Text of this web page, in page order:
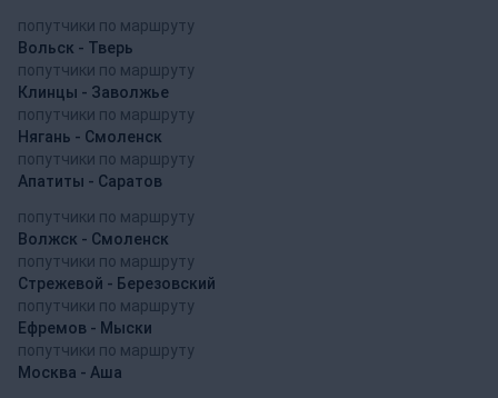
попутчики по маршруту
Вольск - Тверь
попутчики по маршруту
Клинцы - Заволжье
попутчики по маршруту
Нягань - Смоленск
попутчики по маршруту
Апатиты - Саратов
попутчики по маршруту
Волжск - Смоленск
попутчики по маршруту
Стрежевой - Березовский
попутчики по маршруту
Ефремов - Мыски
попутчики по маршруту
Москва - Аша